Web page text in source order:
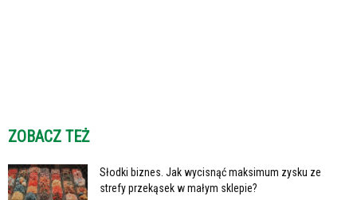
ZOBACZ TEŻ
Słodki biznes. Jak wycisnąć maksimum zysku ze
strefy przekąsek w małym sklepie?